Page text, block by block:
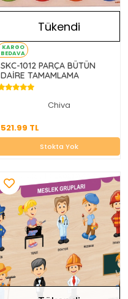
KARGO
BEDAVA
Tükendi
SKC-1012 PARÇA BÜTÜN
DAİRE TAMAMLAMA
Chiva
521.99 TL
521.99 TL
Stokta Yok